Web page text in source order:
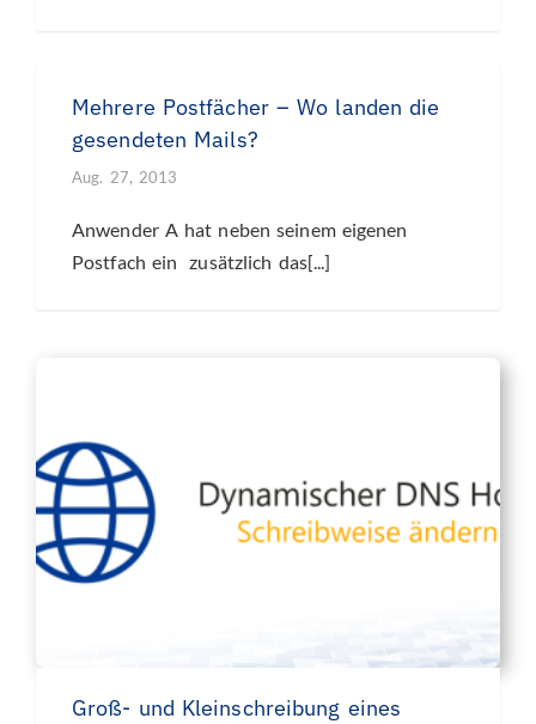
Mehrere Postfächer – Wo landen die
gesendeten Mails?
Aug. 27, 2013
Anwender A hat neben seinem eigenen
Postfach ein zusätzlich das[...]
Groß- und Kleinschreibung eines